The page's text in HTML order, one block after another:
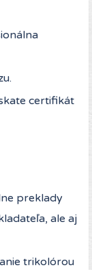
certifikát
preklady
ale aj
trikolórou